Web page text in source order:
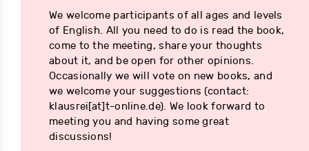
We welcome participants of all ages and levels
of English. All you need to do is read the book,
come to the meeting, share your thoughts
about it, and be open for other opinions.
Occasionally we will vote on new books, and
we welcome your suggestions (contact:
klausrei[at]t-online.de). We look forward to
meeting you and having some great
discussions!